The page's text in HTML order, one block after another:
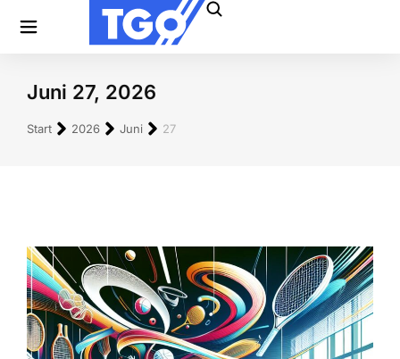
Juni 27, 2026
Sie befinden sich hier:
Start 2026 Juni 27